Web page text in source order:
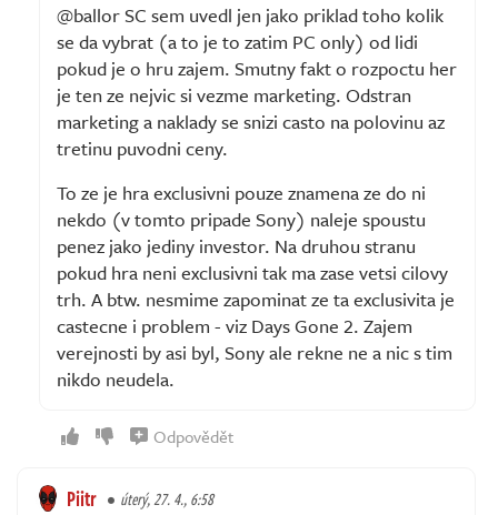
@ballor SC sem uvedl jen jako priklad toho kolik
se da vybrat (a to je to zatim PC only) od lidi
pokud je o hru zajem. Smutny fakt o rozpoctu her
je ten ze nejvic si vezme marketing. Odstran
marketing a naklady se snizi casto na polovinu az
tretinu puvodni ceny.
To ze je hra exclusivni pouze znamena ze do ni
nekdo (v tomto pripade Sony) naleje spoustu
penez jako jediny investor. Na druhou stranu
pokud hra neni exclusivni tak ma zase vetsi cilovy
trh. A btw. nesmime zapominat ze ta exclusivita je
castecne i problem - viz Days Gone 2. Zajem
verejnosti by asi byl, Sony ale rekne ne a nic s tim
nikdo neudela.
Odpovědět
Piitr úterý, 27. 4., 6:58